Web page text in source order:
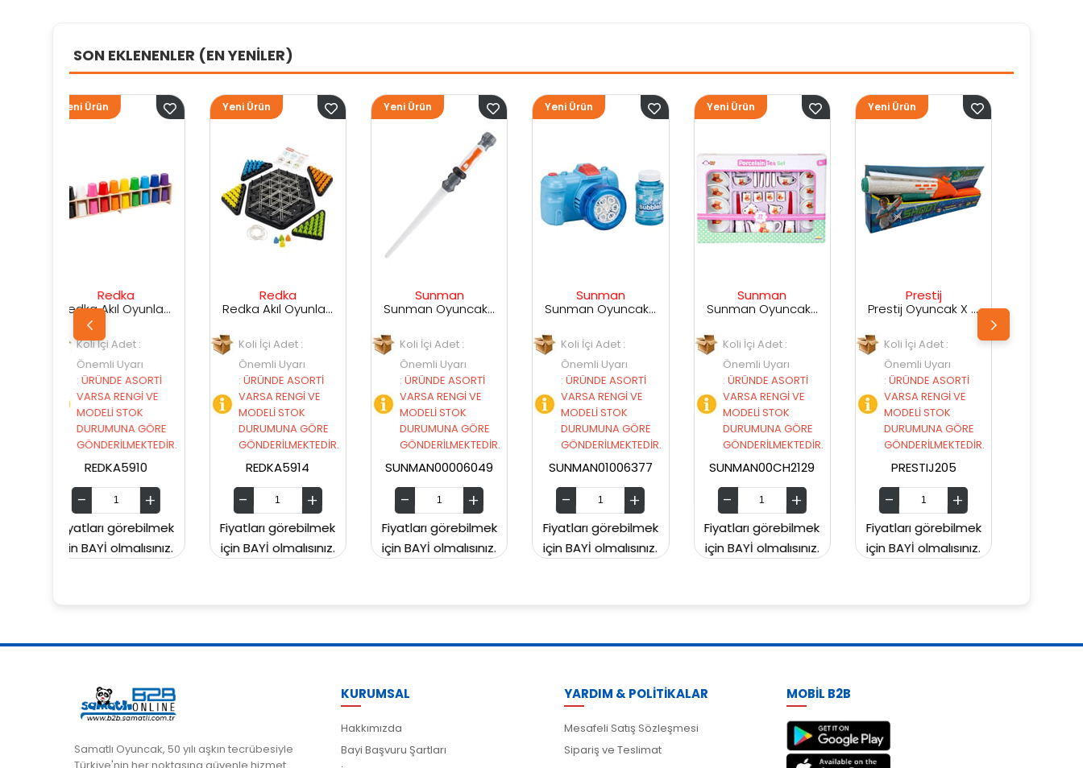
SON EKLENENLER (EN YENİLER)
Koli İçi Adet :
Önemli Uyarı
: ÜRÜNDE ASORTİ
VARSA RENGİ VE
MODELİ STOK
DURUMUNA GÖRE
GÖNDERİLMEKTEDİR.
REDKA5914
Yeni Ürün
Fiyatları görebilmek
için BAYİ olmalısınız.
Sunman
Koli İçi Adet :
Önemli Uyarı
: ÜRÜNDE ASORTİ
VARSA RENGİ VE
MODELİ STOK
DURUMUNA GÖRE
GÖNDERİLMEKTEDİR.
SUNMAN00006049
Yeni Ürün
Fiyatları görebilmek
için BAYİ olmalısınız.
Sunman
Koli İçi Adet :
Önemli Uyarı
: ÜRÜNDE ASORTİ
VARSA RENGİ VE
MODELİ STOK
DURUMUNA GÖRE
GÖNDERİLMEKTEDİR.
SUNMAN01006377
Yeni Ürün
Fiyatları görebilmek
için BAYİ olmalısınız.
Sunman
Koli İçi Adet :
Önemli Uyarı
: ÜRÜNDE ASORTİ
VARSA RENGİ VE
MODELİ STOK
DURUMUNA GÖRE
GÖNDERİLMEKTEDİR.
SUNMAN00CH2129
Yeni Ürün
Fiyatları görebilmek
için BAYİ olmalısınız.
Koli İçi Adet :
Önemli Uyarı
: ÜRÜNDE ASORTİ
VARSA RENGİ VE
MODELİ STOK
DURUMUNA GÖRE
GÖNDERİLMEKTEDİR.
PRESTIJ205
Yeni Ürün
Fiyatları görebilmek
için BAYİ olmalısınız.
Prestij Oyuncak Kutulu Su Silahı
Koli İçi Adet :
Önemli Uyarı
: ÜRÜNDE ASORTİ
VARSA RENGİ VE
MODELİ STOK
DURUMUNA GÖRE
GÖNDERİLMEKTEDİR.
PRESTIJ203
Yeni Ürün
Fiyatları görebilmek
için BAYİ olmalısınız.
Samatlı Oyuncak, 50 yılı aşkın tecrübesiyle
KURUMSAL
Hakkımızda
Bayi Başvuru Şartları
YARDIM & POLİTİKALAR
Mesafeli Satış Sözleşmesi
Sipariş ve Teslimat
MOBİL B2B